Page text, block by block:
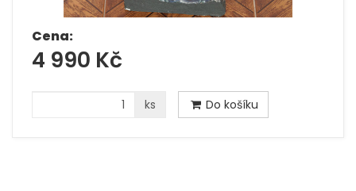
Cena:
4 990 Kč
ks Do košíku